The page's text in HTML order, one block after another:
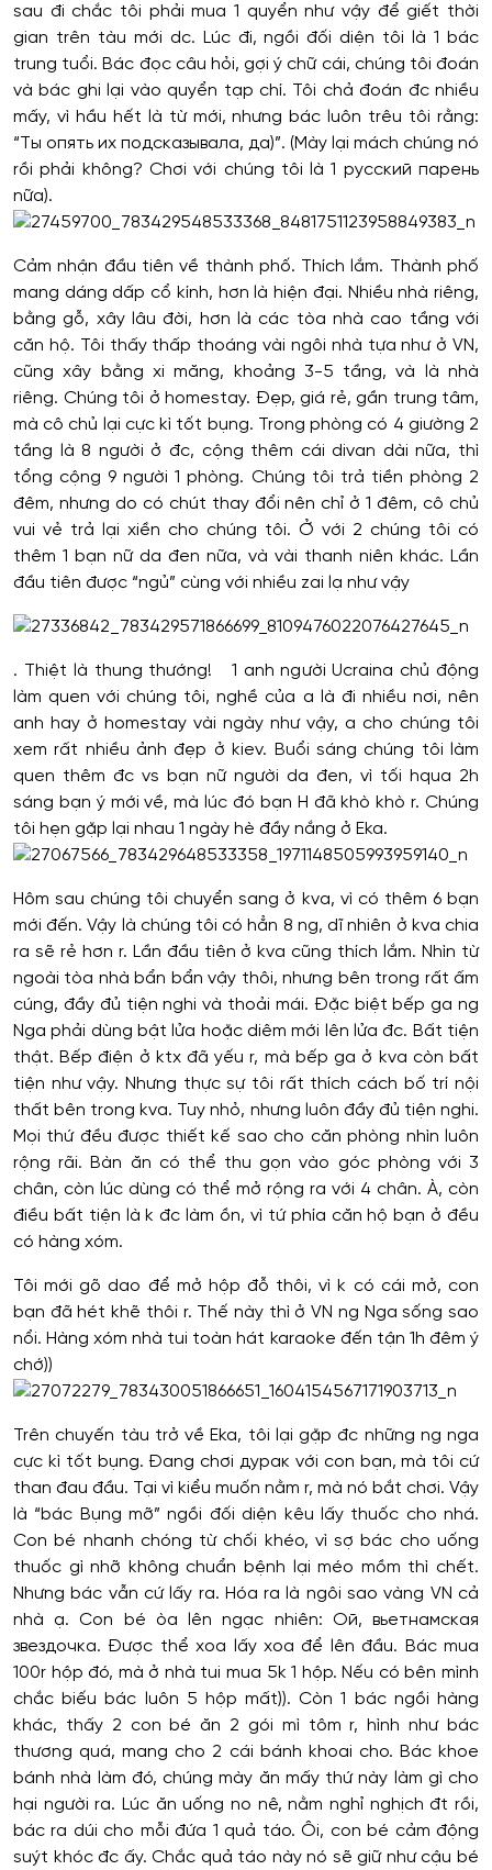
sau đi chắc tôi phải mua 1 quyển như vậy để giết thời
gian trên tàu mới dc. Lúc đi, ngồi đối diện tôi là 1 bác
trung tuổi. Bác đọc câu hỏi, gợi ý chữ cái, chúng tôi đoán
và bác ghi lại vào quyển tạp chí. Tôi chả đoán đc nhiều
mấy, vì hầu hết là từ mới, nhưng bác luôn trêu tôi rằng:
“Ты опять их подсказывала, да)”. (Mày lại mách chúng nó
rồi phải không? Chơi với chúng tôi là 1 русский парень
nữa).
Cảm nhận đầu tiên về thành phố. Thích lắm. Thành phố
mang dáng dấp cổ kính, hơn là hiện đại. Nhiều nhà riêng,
bằng gỗ, xây lâu đời, hơn là các tòa nhà cao tầng với
căn hộ. Tôi thấy thấp thoáng vài ngôi nhà tựa như ở VN,
cũng xây bằng xi măng, khoảng 3-5 tầng, và là nhà
riêng. Chúng tôi ở homestay. Đẹp, giá rẻ, gần trung tâm,
mà cô chủ lại cực kì tốt bụng. Trong phòng có 4 giường 2
tầng là 8 người ở đc, cộng thêm cái divan dài nữa, thì
tổng cộng 9 người 1 phòng. Chúng tôi trả tiền phòng 2
đêm, nhưng do có chút thay đổi nên chỉ ở 1 đêm, cô chủ
vui vẻ trả lại xiền cho chúng tôi. Ở với 2 chúng tôi có
thêm 1 bạn nữ da đen nữa, và vài thanh niên khác. Lần
đầu tiên được “ngủ” cùng với nhiều zai lạ như vậy
. Thiệt là thung thướng! 1 anh người Ucraina chủ động
làm quen với chúng tôi, nghề của a là đi nhiều nơi, nên
anh hay ở homestay vài ngày như vậy, a cho chúng tôi
xem rất nhiều ảnh đẹp ở kiev. Buổi sáng chúng tôi làm
quen thêm đc vs bạn nữ người da đen, vì tối hqua 2h
sáng bạn ý mới về, mà lúc đó bạn H đã khò khò r. Chúng
tôi hẹn gặp lại nhau 1 ngày hè đầy nắng ở Eka.
Hôm sau chúng tôi chuyển sang ở kva, vì có thêm 6 bạn
mới đến. Vậy là chúng tôi có hẳn 8 ng, dĩ nhiên ở kva chia
ra sẽ rẻ hơn r. Lần đầu tiên ở kva cũng thích lắm. Nhìn từ
ngoài tòa nhà bẩn bẩn vậy thôi, nhưng bên trong rất ấm
cúng, đầy đủ tiện nghi và thoải mái. Đặc biệt bếp ga ng
Nga phải dùng bật lửa hoặc diêm mới lên lửa đc. Bất tiện
thật. Bếp điện ở ktx đã yếu r, mà bếp ga ở kva còn bất
tiện như vậy. Nhưng thực sự tôi rất thích cách bố trí nội
thất bên trong kva. Tuy nhỏ, nhưng luôn đầy đủ tiện nghi.
Mọi thứ đều được thiết kế sao cho căn phòng nhìn luôn
rộng rãi. Bàn ăn có thể thu gọn vào góc phòng với 3
chân, còn lúc dùng có thể mở rộng ra với 4 chân. À, còn
điều bất tiện là k đc làm ồn, vì tứ phía căn hộ bạn ở đều
có hàng xóm.
Tôi mới gõ dao để mở hộp đỗ thôi, vì k có cái mở, con
bạn đã hét khẽ thôi r. Thế này thì ở VN ng Nga sống sao
nổi. Hàng xóm nhà tui toàn hát karaoke đến tận 1h đêm ý
chớ))
Trên chuyến tàu trở về Eka, tôi lại gặp đc những ng nga
cực kì tốt bụng. Đang chơi дурак với con bạn, mà tôi cứ
than đau đầu. Tại vì kiểu muốn nằm r, mà nó bắt chơi. Vậy
là “bác Bụng mỡ” ngồi đối diện kêu lấy thuốc cho nhá.
Con bé nhanh chóng từ chối khéo, vì sợ bác cho uống
thuốc gì nhỡ không chuẩn bệnh lại méo mồm thì chết.
Nhưng bác vẫn cứ lấy ra. Hóa ra là ngôi sao vàng VN cả
nhà ạ. Con bé òa lên ngạc nhiên: Ой, вьетнамская
звездочка. Được thể xoa lấy xoa để lên đầu. Bác mua
100r hộp đó, mà ở nhà tui mua 5k 1 hộp. Nếu có bên mình
chắc biếu bác luôn 5 hộp mất)). Còn 1 bác ngồi hàng
khác, thấy 2 con bé ăn 2 gói mì tôm r, hình như bác
thương quá, mang cho 2 cái bánh khoai cho. Bác khoe
bánh nhà làm đó, chúng mày ăn mấy thứ này làm gì cho
hại người ra. Lúc ăn uống no nê, nằm nghỉ nghịch đt rồi,
bác ra dúi cho mỗi đứa 1 quả táo. Ôi, con bé cảm động
suýt khóc đc ấy. Chắc quả táo này nó sẽ giữ như cậu bé